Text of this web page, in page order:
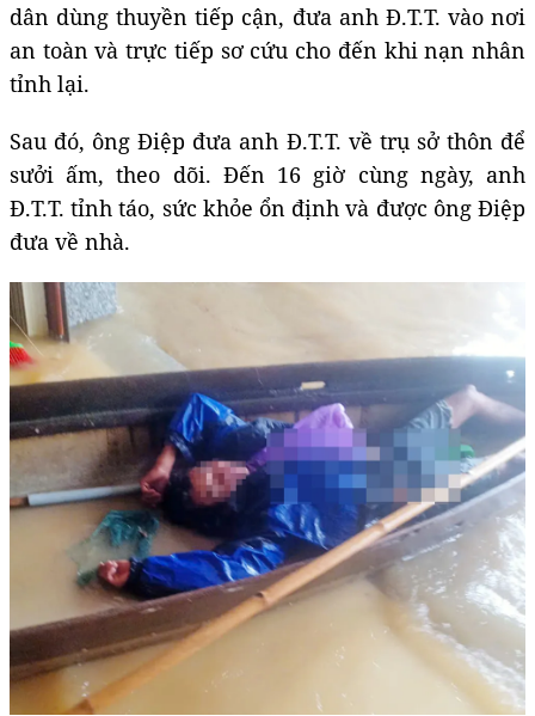
dân dùng thuyền tiếp cận, đưa anh Đ.T.T. vào nơi
an toàn và trực tiếp sơ cứu cho đến khi nạn nhân
tỉnh lại.
Sau đó, ông Điệp đưa anh Đ.T.T. về trụ sở thôn để
sưởi ấm, theo dõi. Đến 16 giờ cùng ngày, anh
Đ.T.T. tỉnh táo, sức khỏe ổn định và được ông Điệp
đưa về nhà.